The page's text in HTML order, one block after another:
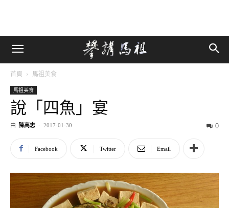
首頁 馬祖美食
馬祖美食
說「四魚」宴
由 陳高志 - 2017-01-30 0
Facebook Twitter Email